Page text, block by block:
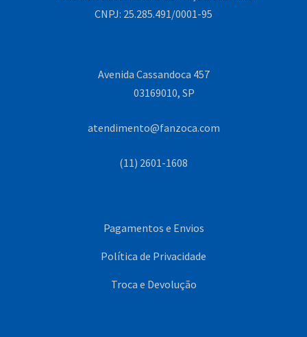
CNPJ: 25.285.491/0001-95
Avenida Cassandoca 457
03169010, SP
atendimento@fanzoca.com
(11) 2601-1608
Pagamentos e Envios
Política de Privacidade
Troca e Devolução